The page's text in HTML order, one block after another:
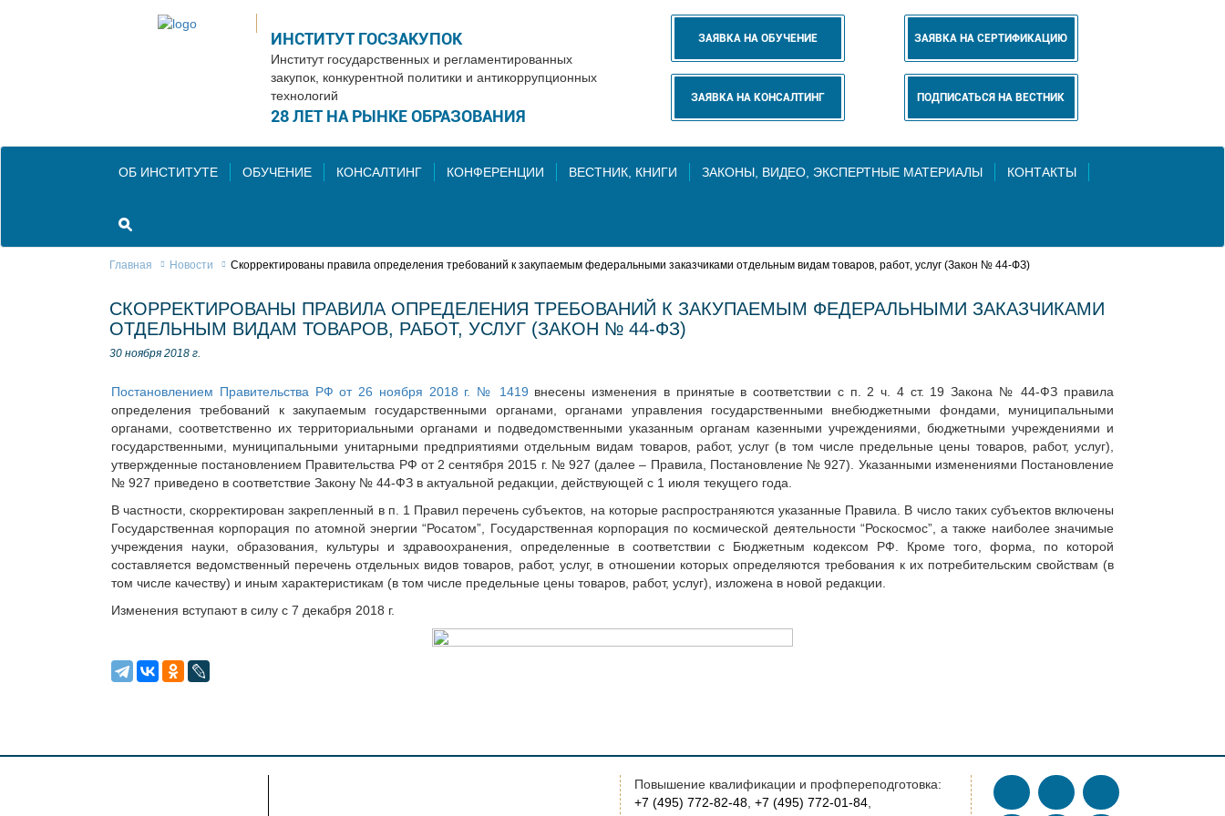
ИНСТИТУТ ГОСЗАКУПОК
Институт государственных и регламентированных
закупок, конкурентной политики и антикоррупционных
технологий
28 ЛЕТ НА РЫНКЕ ОБРАЗОВАНИЯ
ЗАЯВКА НА ОБУЧЕНИЕ ЗАЯВКА НА СЕРТИФИКАЦИЮ
ЗАЯВКА НА КОНСАЛТИНГ ПОДПИСАТЬСЯ НА ВЕСТНИК
ОБ ИНСТИТУТЕ ОБУЧЕНИЕ КОНСАЛТИНГ КОНФЕРЕНЦИИ ВЕСТНИК, КНИГИ ЗАКОНЫ, ВИДЕО, ЭКСПЕРТНЫЕ МАТЕРИАЛЫ КОНТАКТЫ
Главная Новости Скорректированы правила определения требований к закупаемым федеральными заказчиками отдельным видам товаров, работ, услуг (Закон № 44-ФЗ)
СКОРРЕКТИРОВАНЫ ПРАВИЛА ОПРЕДЕЛЕНИЯ ТРЕБОВАНИЙ К ЗАКУПАЕМЫМ ФЕДЕРАЛЬНЫМИ ЗАКАЗЧИКАМИ
ОТДЕЛЬНЫМ ВИДАМ ТОВАРОВ, РАБОТ, УСЛУГ (ЗАКОН № 44-ФЗ)
30 ноября 2018 г.
Постановлением Правительства РФ от 26 ноября 2018 г. № 1419 внесены изменения в принятые в соответствии с п. 2 ч. 4 ст. 19 Закона № 44-ФЗ правила
определения требований к закупаемым государственными органами, органами управления государственными внебюджетными фондами, муниципальными
органами, соответственно их территориальными органами и подведомственными указанным органам казенными учреждениями, бюджетными учреждениями и
государственными, муниципальными унитарными предприятиями отдельным видам товаров, работ, услуг (в том числе предельные цены товаров, работ, услуг),
утвержденные постановлением Правительства РФ от 2 сентября 2015 г. № 927 (далее – Правила, Постановление № 927). Указанными изменениями Постановление
№ 927 приведено в соответствие Закону № 44-ФЗ в актуальной редакции, действующей с 1 июля текущего года.
В частности, скорректирован закрепленный в п. 1 Правил перечень субъектов, на которые распространяются указанные Правила. В число таких субъектов включены
Государственная корпорация по атомной энергии “Росатом”, Государственная корпорация по космической деятельности “Роскосмос”, а также наиболее значимые
учреждения науки, образования, культуры и здравоохранения, определенные в соответствии с Бюджетным кодексом РФ. Кроме того, форма, по которой
составляется ведомственный перечень отдельных видов товаров, работ, услуг, в отношении которых определяются требования к их потребительским свойствам (в
том числе качеству) и иным характеристикам (в том числе предельные цены товаров, работ, услуг), изложена в новой редакции.
Изменения вступают в силу с 7 декабря 2018 г.
Повышение квалификации и профпереподготовка:
+7 (495) 772-82-48, +7 (495) 772-01-84,